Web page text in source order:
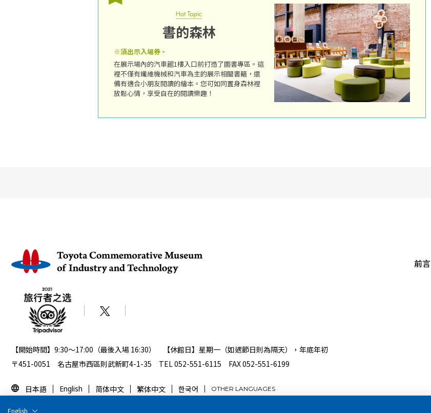
書的森林
※須出示入場券。
在展示場內的汽車館1樓入口前打造了圖書專區。這
裡不僅有纖維機械和汽車為主的展示相關書籍，還
備有適合小朋友閱讀的繪本。您可如同置身森林裡
放鬆心情，享受自在的閱讀樂趣！
前言
【開始時間】 9:30～17:00（最後入場 16:30） 【休館日】 星期一（如遇節日則為隔天），年底年初
〒451-0051 名古屋市西區則武新町4-1-35 TEL 052-551-6115 FAX 052-551-6199
日本語 English 简体中文 繁体中文 한국어 OTHER LANGUAGES
English